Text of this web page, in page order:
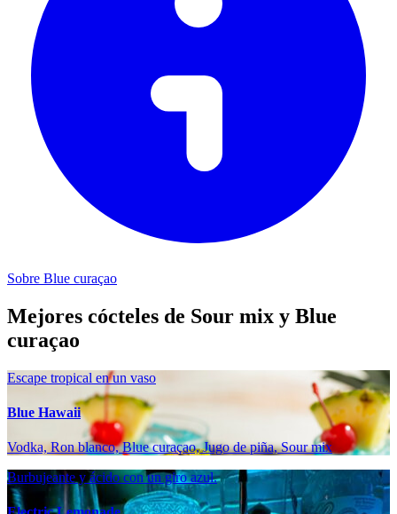
Sobre Blue curaçao
Mejores cócteles de Sour mix y Blue
curaçao
Escape tropical en un vaso
Blue Hawaii
Vodka, Ron blanco, Blue curaçao, Jugo de piña, Sour mix
Burbujeante y ácido con un giro azul.